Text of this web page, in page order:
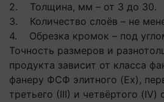
2. Толщина, мм – от 3 до 30.
3. Количество слоёв – не
4. Обрезка кромок – под
Точность размеров и
продукта зависит от класса
фанеру ФСФ элитного (Ех),
третьего (ІІІ) и четвёртого